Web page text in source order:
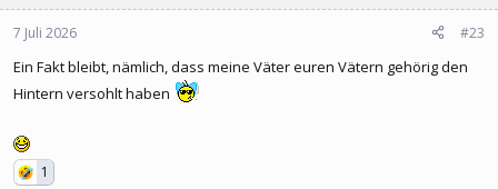
[Byzantiner]“ krönen
Weil die Serben so mächtig wurden und direkt vor den Toren
Thessalonikis und Konstantinopels standen, geriet der
byzantinische Thronprätendent Johannes Kantakuzenos in
zu rufen, um die serbische Expansion zu stoppen.
7 Juli 2026 #23
Ein Fakt bleibt, nämlich, dass meine Väter euren Vätern gehörig den
Hintern versohlt haben
1